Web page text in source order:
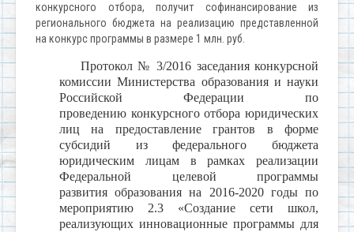
конкурсного отбора, получит софинансирование из
регионального бюджета на реализацию представленной
на конкурс программы в размере 1 млн. руб.
Протокол № 3/2016 заседания конкурсной
комиссии Министерства образованияи науки
Российской
Федерации
по
проведению конкурсного отбора юридических
лицна предоставление грантов вформе
субсидий
из федерального
бюджета
юридическим
лицамврамках
реализации
Федеральной
целевой
программы
развития образования на 2016-2020 годы по
мероприятию 2.3 «Создание сети школ,
реализующих инновационные программы для